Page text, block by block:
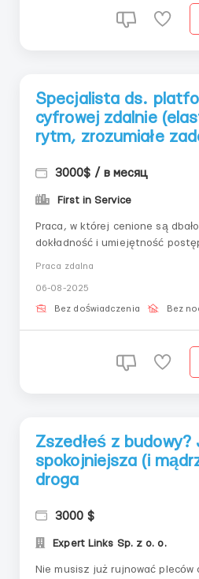
Specjalista ds.
cyfrowej zdalnie
rytm, zrozumiałe
3000$ / в месяц
First in Service
Praca, w której cenione są
dokładność i umiejętność
robić:– Wejście do interfejsu–
według zadanego scenariusza–
Praca zdalna
06-08-2025
Bez doświadczenia Bez
Zszedłeś z budowy?
spokojniejsza (i
droga
3000 $
Expert Links Sp. z o. o.
Nie musisz już rujnować pleców